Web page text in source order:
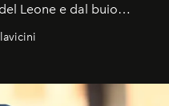
Leone e dal buio
del 12 agosto,